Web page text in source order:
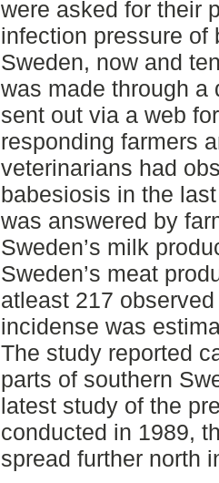
were asked for their
infection pressure of
Sweden, now and
was made through a
sent out via a web
responding farmers
veterinarians had
babesiosis in the
was answered by
Sweden’s milk
Sweden’s meat
atleast 217
incidense was
The study reported
parts of southern
latest study of the
conducted in 1989,
spread further north